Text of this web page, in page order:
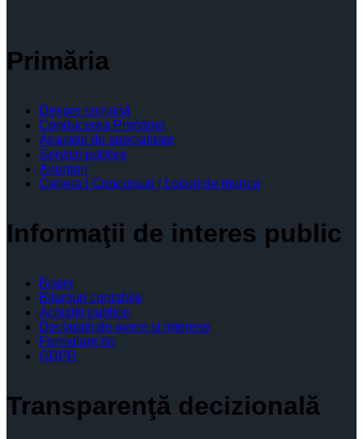
Primăria
Despre comună
Conducerea Primăriei
Aparatul de specialitate
Servicii publice
Anunturi
Cariera | Concursuri | Locuri de munca
Informaţii de interes public
Buget
Bilanţuri contabile
Achiziţii publice
Declaratii de avere si interese
Formulare tip
GDPR
Transparenţă decizională